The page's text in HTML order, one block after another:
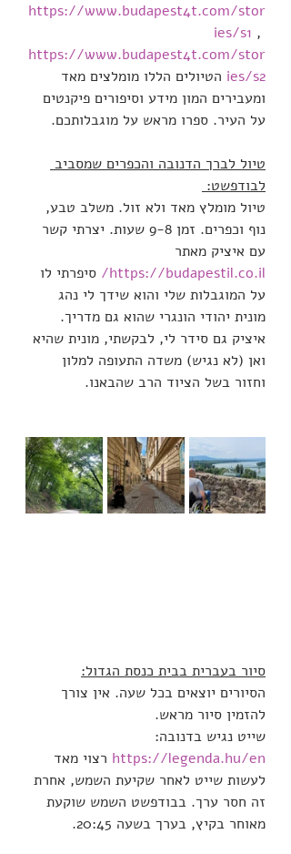
https://www.budapest4t.com/stor
ies/s1 ,
https://www.budapest4t.com/stor
ies/s2 הטיולים הללו מומלצים מאד
ומעבירים המון מידע וסיפורים פיקנטים
על העיר. ספרו מראש על מוגבלותכם.
טיול לברך הדנובה והכפרים שמסביב
לבודפשט:
טיול מומלץ מאד ולא זול. משלב טבע,
נוף וכפרים. זמן 9-8 שעות. יצרתי קשר
עם איציק מאתר
https://budapestil.co.il/
סיפרתי לו
על המוגבלות שלי והוא שידך לי נהג
מונית יהודי הונגרי שהוא גם מדריך.
איציק גם סידר לי, לבקשתי, מונית שהיא
ואן (לא נגיש) משדה התעופה למלון
וחזור בשל הציוד הרב שהבאנו.
סיור בעברית בבית כנסת הגדול:
הסיורים יוצאים בכל שעה. אין צורך
להזמין סיור מראש.
שייט נגיש בדנובה:
https://legenda.hu/en רצוי מאד
לעשות שייט לאחר שקיעת השמש, אחרת
זה חסר ערך. בבודפשט השמש שוקעת
מאוחר בקיץ, בערך בשעה 20:45.